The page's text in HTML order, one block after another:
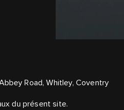
Road, Whitley, Coventry
du présent site.